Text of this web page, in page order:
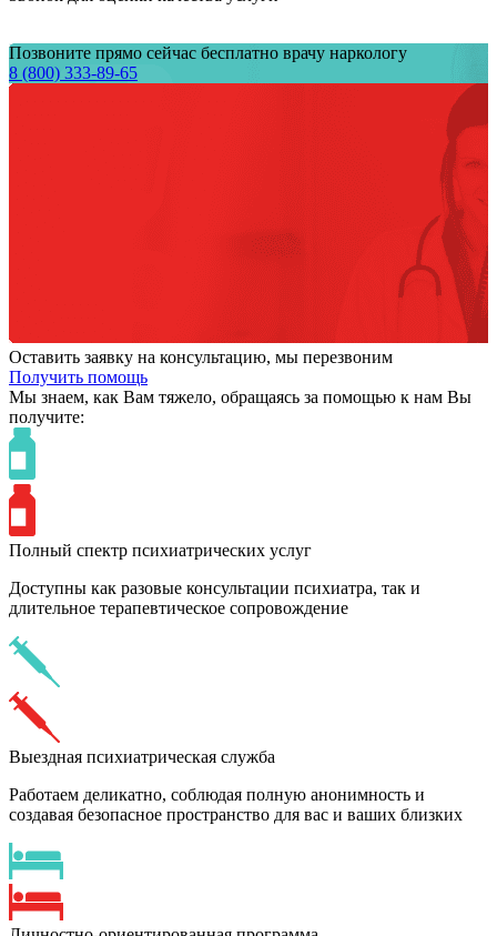
Позвоните прямо сейчас бесплатно врачу наркологу
8 (800) 333-89-65
Оставить заявку на консультацию, мы перезвоним
Получить помощь
Мы знаем, как Вам тяжело, обращаясь за помощью к нам Вы
получите:
Полный спектр психиатрических услуг
Доступны как разовые консультации психиатра, так и
длительное терапевтическое сопровождение
Выездная психиатрическая служба
Работаем деликатно, соблюдая полную анонимность и
создавая безопасное пространство для вас и ваших близких